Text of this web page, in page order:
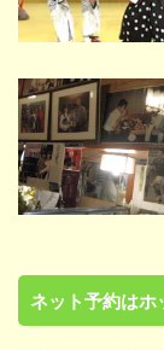
ネット予約はホ